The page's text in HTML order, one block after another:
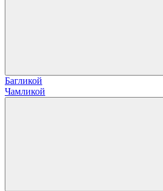
Багликой
Чамликой